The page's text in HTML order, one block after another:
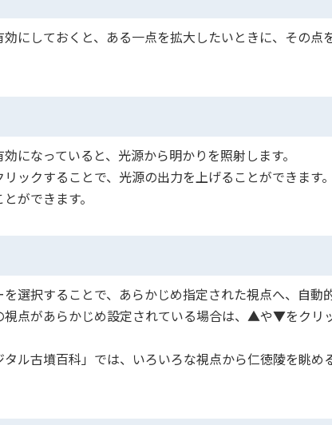
効にしておくと、ある一点を拡大したいときに、その
になっていると、光源から明かりを照射します。
ックすることで、光源の出力を上げることができま
ができます。
を選択することで、あらかじめ指定された視点へ、自動
視点があらかじめ設定されている場合は、▲や▼をクリ
タル古墳百科」では、いろいろな視点から仁徳陵を眺